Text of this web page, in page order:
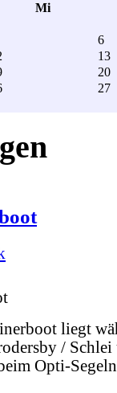
Mi
6
13
20
27
liegt
/
Opti-